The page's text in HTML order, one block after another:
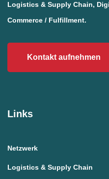
Logistics & Supply Chain,
Commerce / Fulfillment.
Kontakt aufnehmen
Links
Netzwerk
Logistics & Supply Chain